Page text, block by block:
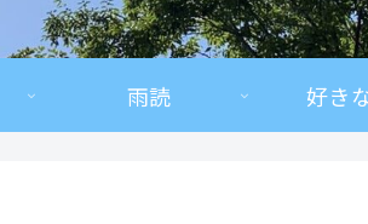
雨読 好き